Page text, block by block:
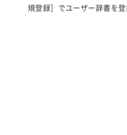
規登録］でユーザー辞書を登